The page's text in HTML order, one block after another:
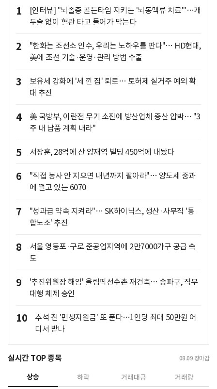
1
[인터뷰] "뇌졸중 골든타임 지키는 '뇌동맥류 치료'"…개
두술 없이 혈관 타고 들어가 막는다
2
"한화는 조선소 인수, 우리는 노하우를 판다"… HD현대,
美에 조선 기술·운영·관리 방법 수출
3
보유세 강화에 '세 낀 집' 퇴로… 토허제 실거주 예외 확
대 추진
4
美 국방부, 이란전 무기 소진에 방산업체 증산 압박… "3
주 내 납품 계획 내라"
5 서장훈, 28억에 산 양재역 빌딩 450억에 내놨다
6
"직접 농사 안 지으면 내년까지 팔아라"… 양도세 중과
에 떨고 있는 6070
7
"성과급 약속 지켜라"… SK하이닉스, 생산·사무직 '통
합노조' 추진
8
서울 영등포·구로 준공업지역에 2만7000가구 공급 속
도
9
'추진위원장 해임' 올림픽선수촌 재건축… 송파구, 직무
대행 체제 승인
10
추석 전 '민생지원금' 또 푼다…1인당 최대 50만원 어
디서 받나
실시간 TOP 종목 08.09 장마감
상승 하락 거래대금 거래량